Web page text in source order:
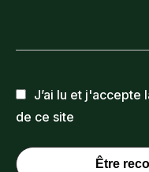
J’ai lu et j'accepte
de ce site
Être